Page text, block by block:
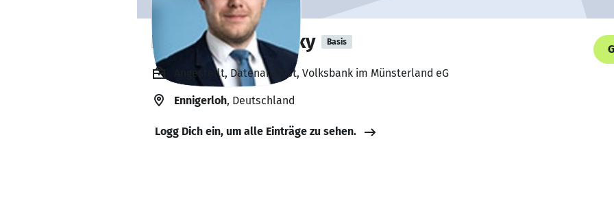
Nils Matuschewsky Basis
Angestellt, Datenanalyst, Volksbank im Münsterland eG
Ennigerloh, Deutschland
Logg Dich ein, um alle Einträge zu sehen.